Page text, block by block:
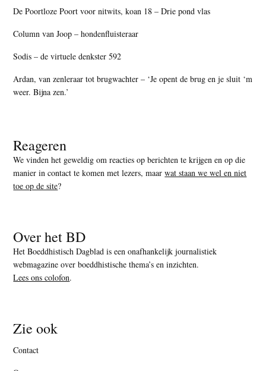
De Poortloze Poort voor nitwits, koan 18 – Drie pond vlas
Column van Joop – hondenfluisteraar
Sodis – de virtuele denkster 592
Ardan, van zenleraar tot brugwachter – ‘Je opent de brug en je sluit ‘m
weer. Bijna zen.’
Reageren
We vinden het geweldig om reacties op berichten te krijgen en op die
manier in contact te komen met lezers, maarwat staan we wel en niet
toe op de site?
Over het BD
Het Boeddhistisch Dagblad is een onafhankelijk journalistiek
webmagazine over boeddhistische thema’s en inzichten.
Lees ons colofon.
Zie ook
Contact